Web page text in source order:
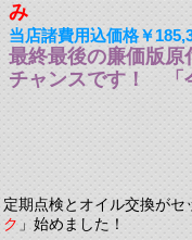
み
当店諸費用込価格￥
最終最後の廉価版原
チャンスです！ 「
定期点検とオイル交換がセ
ク」始めました！